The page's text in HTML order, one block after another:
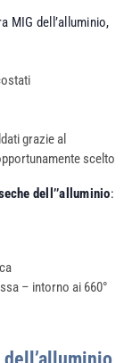
MIG dell’alluminio,
grazie al
scelto
dell’’alluminio:
– intorno ai 660°